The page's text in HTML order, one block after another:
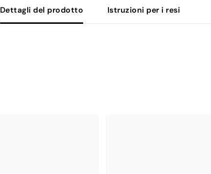
Dettagli del prodotto Istruzioni per i resi